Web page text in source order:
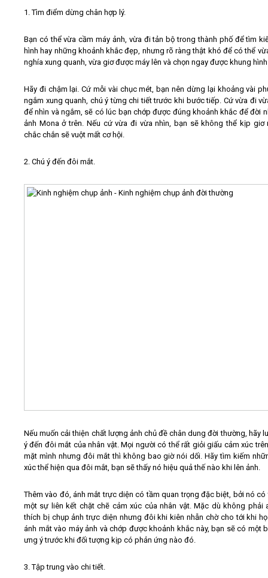
Tìm kiếm
1. Tìm điểm dừng chân hợp lý.
Bạn có thể vừa cầm máy ảnh, vừa đi tản bộ trong thành phố để tìm
hình hay những khoảnh khắc đẹp, nhưng rõ ràng thật khó để có thể
nghía xung quanh, vừa giơ được máy lên và chọn ngay được khung
Hãy đi chậm lại. Cứ mỗi vài chục mét, bạn nên dừng lại khoảng vài
ngắm xung quanh, chú ý từng chi tiết trước khi bước tiếp. Cứ vừa đi
để nhìn và ngắm, sẽ có lúc bạn chớp được đúng khoảnh khắc để đời
ảnh Mona ở trên. Nếu cứ vừa đi vừa nhìn, bạn sẽ không thể kịp giơ
chắc chắn sẽ vuột mất cơ hội.
2. Chú ý đến đôi mắt.
Nếu muốn cải thiện chất lượng ảnh chủ đề chân dung đời thường, hãy
ý đến đôi mắt của nhân vật. Mọi người có thể rất giỏi giấu cảm xúc
mặt mình nhưng đôi mắt thì không bao giờ nói dối. Hãy tìm kiếm
xúc thể hiện qua đôi mắt, bạn sẽ thấy nó hiệu quả thế nào khi lên ảnh.
Thêm vào đó, ánh mắt trực diện có tầm quan trọng đặc biệt, bởi nó có
một sự liên kết chặt chẽ cảm xúc của nhân vật. Mặc dù không phải
thích bị chụp ảnh trực diện nhưng đôi khi kiên nhẫn chờ cho tới khi
ánh mắt vào máy ảnh và chớp được khoảnh khắc này, bạn sẽ có một
ưng ý trước khi đối tượng kịp có phản ứng nào đó.
3. Tập trung vào chi tiết.